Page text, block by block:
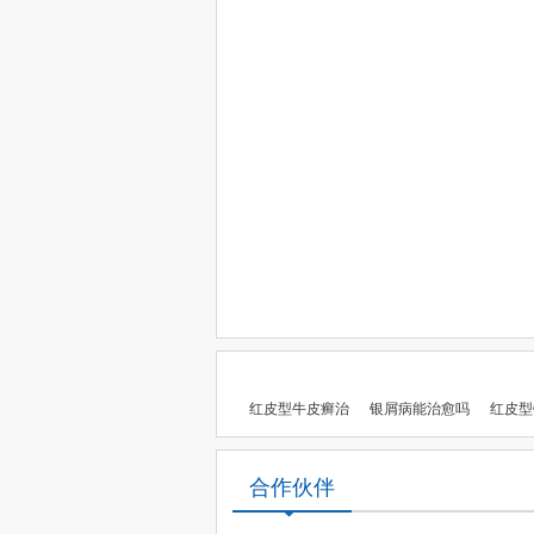
红皮型牛皮癣治 银屑病能治愈吗 红皮
合作伙伴